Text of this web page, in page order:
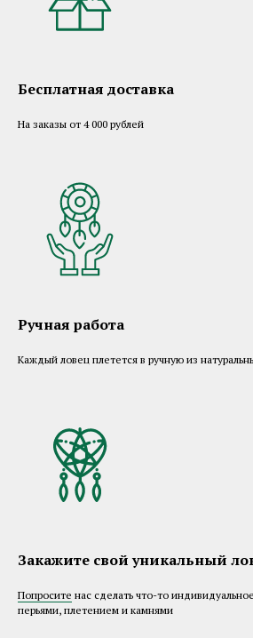
Бесплатная доставка
На заказы от 4 000 рублей
Ручная работа
Каждый ловец плетется в ручную из
Закажите свой уникальный
Попросите нас сделать что-то
перьями, плетением и камнями